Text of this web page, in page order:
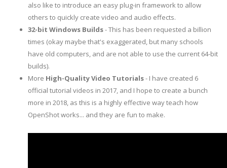
also like to introduce an easy plug-in framework to allow
others to quickly create video and audio effects.
32-bit Windows Builds- This has been requested a billion
times (okay maybe that's exaggerated, but many schools
have old computers, and are not able to use the current 64-bit
builds).
More High-Quality Video Tutorials- I have created 6
official tutorial videos in 2017, and I hope to create a bunch
more in 2018, as this is a highly effective way teach how
OpenShot works... and they are fun to make.